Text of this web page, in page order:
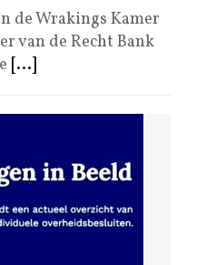
de Wrakings Kamer
van de Recht Bank
[...]